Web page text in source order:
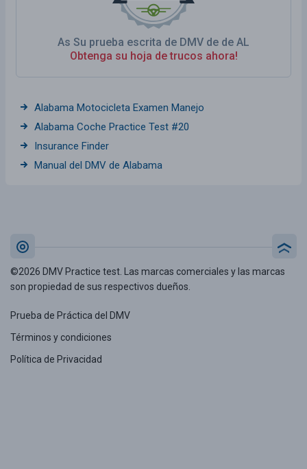
As Su prueba escrita de DMV de de AL
Obtenga su hoja de trucos ahora!
Alabama Motocicleta Examen Manejo
Alabama Coche Practice Test #20
Insurance Finder
Manual del DMV de Alabama
©2026 DMV Practice test. Las marcas comerciales y las marcas
son propiedad de sus respectivos dueños.
Prueba de Práctica del DMV
Términos y condiciones
Política de Privacidad